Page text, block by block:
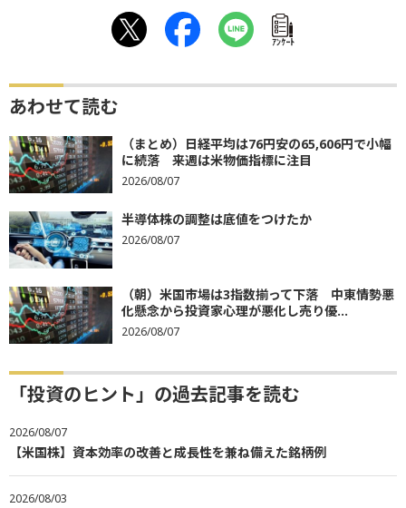
ｱﾝｹｰﾄ
あわせて読む
（まとめ）日経平均は76円安の65,606円で小幅
に続落 来週は米物価指標に注目
2026/08/07
半導体株の調整は底値をつけたか
2026/08/07
（朝）米国市場は3指数揃って下落 中東情勢悪
化懸念から投資家心理が悪化し売り優...
2026/08/07
「投資のヒント」の過去記事を読む
2026/08/07
【米国株】資本効率の改善と成長性を兼ね備えた銘柄例
2026/08/03